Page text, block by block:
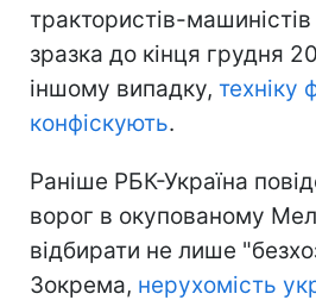
трактористів-
зразка до кінця грудня
іншому випадку, техніку
конфіскують.
Раніше РБК-Україна
ворог в окупованому
відбирати не лише
Зокрема, нерухомість